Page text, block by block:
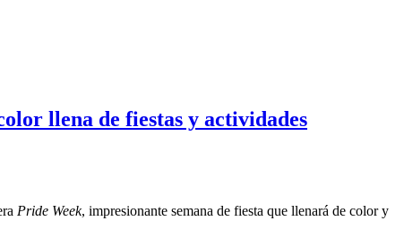
llena de fiestas y actividades
Pride Week, impresionante semana de fiesta que llenará de color y